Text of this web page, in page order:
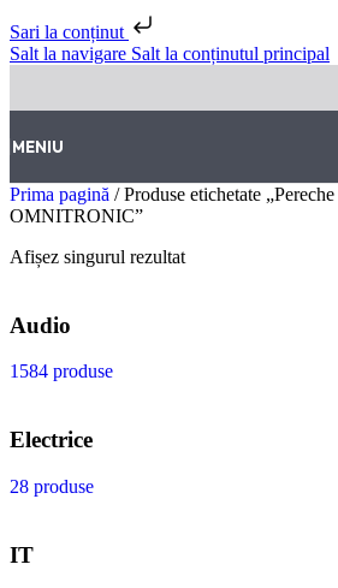
Sari la conținut
Salt la navigare Salt la conținutul principal
MENIU
Prima pagină / Produse etichetate
OMNITRONIC”
Afișez singurul rezultat
Audio
1584 produse
Electrice
28 produse
IT